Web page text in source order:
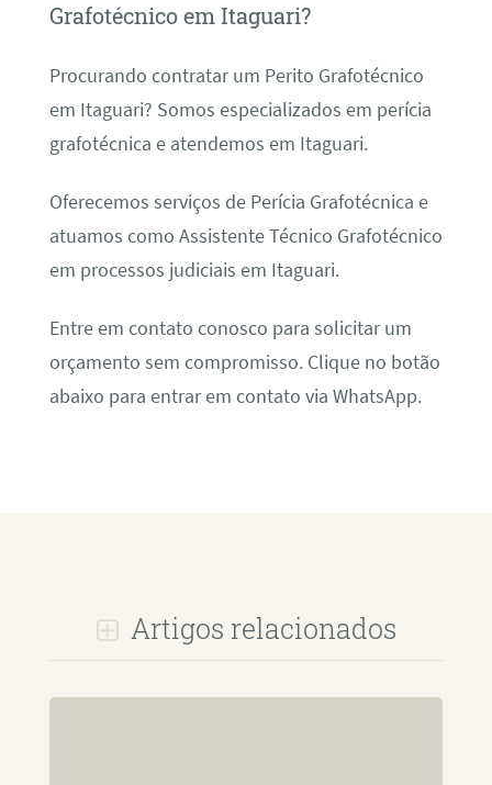
Grafotécnico em Itaguari?
Procurando contratar um Perito Grafotécnico
em Itaguari? Somos especializados em perícia
grafotécnica e atendemos em Itaguari.
Oferecemos serviços de Perícia Grafotécnica e
atuamos como Assistente Técnico Grafotécnico
em processos judiciais em Itaguari.
Entre em contato conosco para solicitar um
orçamento sem compromisso. Clique no botão
abaixo para entrar em contato via WhatsApp.
Artigos relacionados